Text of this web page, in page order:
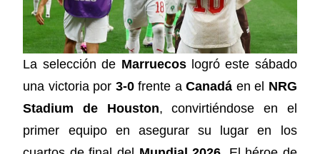
La selección de Marruecoslogró este sábado
una victoria por 3-0frente aCanadá en el NRG
Stadium de Houston, convirtiéndose en el
primer equipo en asegurar su lugar en los